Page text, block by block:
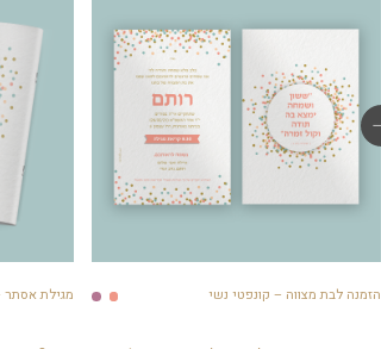
הזמנה לבת מצווה – קונפטי נשי מגילת אסתר